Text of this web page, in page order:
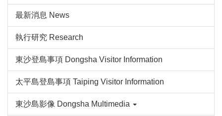
最新消息 News
執行研究 Research
東沙登島事項 Dongsha Visitor Information
太平島登島事項 Taiping Visitor Information
東沙島影像 Dongsha Multimedia